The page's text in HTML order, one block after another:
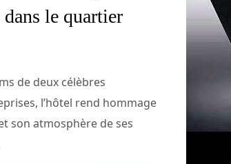
le quartier
de deux célèbres
l’hôtel rend hommage
son atmosphère de ses